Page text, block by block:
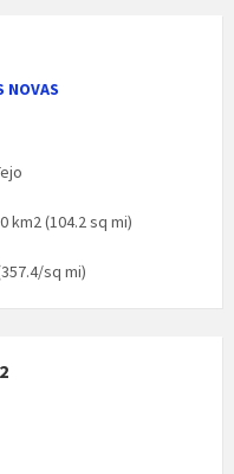
NOVAS
km2 (104.2 sq mi)
sq mi)